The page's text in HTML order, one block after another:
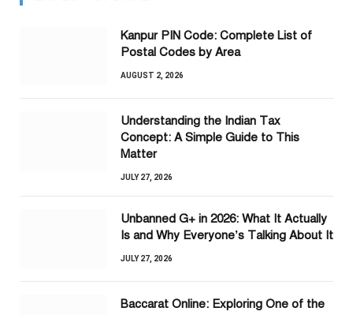
Kanpur PIN Code: Complete List of
Postal Codes by Area
AUGUST 2, 2026
Understanding the Indian Tax
Concept: A Simple Guide to This
Matter
JULY 27, 2026
Unbanned G+ in 2026: What It Actually
Is and Why Everyone’s Talking About It
JULY 27, 2026
Baccarat Online: Exploring One of the